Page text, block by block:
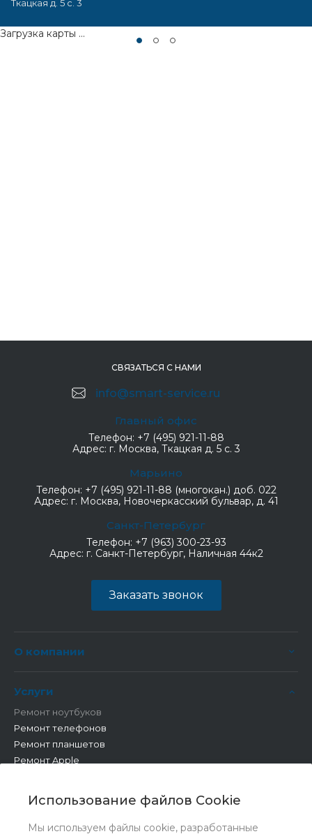
Использование файлов Cookie
Мы используем файлы cookie, разработанные
Ткацкая д. 5 с. 3
Загрузка карты ...
СВЯЗАТЬСЯ С НАМИ
info@smart-service.ru
Главный офис
Телефон: +7 (495) 921-11-88
Адрес: г. Москва, Ткацкая д. 5 с. 3
Марьино
Телефон: +7 (495) 921-11-88 (многокан.) доб. 022
Адрес: г. Москва, Новочеркасский бульвар, д. 41
Санкт-Петербург
Телефон: +7 (963) 300-23-93
Адрес: г. Санкт-Петербург, Наличная 44к2
Заказать звонок
О компании
Услуги
Ремонт ноутбуков
Ремонт телефонов
Ремонт планшетов
Ремонт Apple